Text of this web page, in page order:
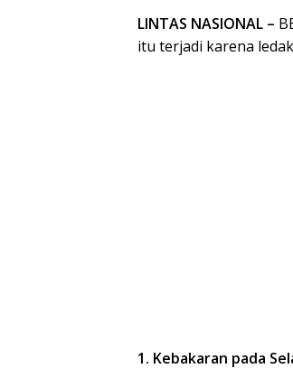
LINTAS NASIONAL –
itu terjadi karena
1. Kebakaran pada